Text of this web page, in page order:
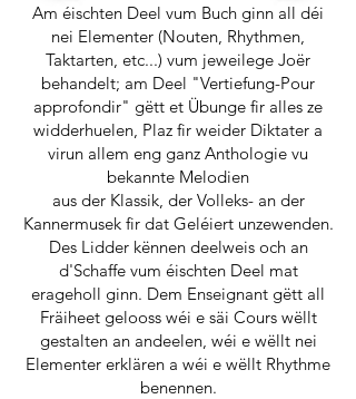
Am éischten Deel vum Buch ginn all déi
nei Elementer (Nouten, Rhythmen,
Taktarten, etc...) vum jeweilege Joër
behandelt; am Deel "Vertiefung-Pour
approfondir" gëtt et Übunge fir alles ze
widderhuelen, Plaz fir weider Diktater a
virun allem eng ganz Anthologie vu
bekannte Melodien
aus der Klassik, der Volleks- an der
Kannermusek fir dat Geléiert unzewenden.
Des Lidder kënnen deelweis och an
d'Schaffe vum éischten Deel mat
erageholl ginn. Dem Enseignant gëtt all
Fräiheet gelooss wéi e säi Cours wëllt
gestalten an andeelen, wéi e wëllt nei
Elementer erklären a wéi e wëllt Rhythme
benennen.